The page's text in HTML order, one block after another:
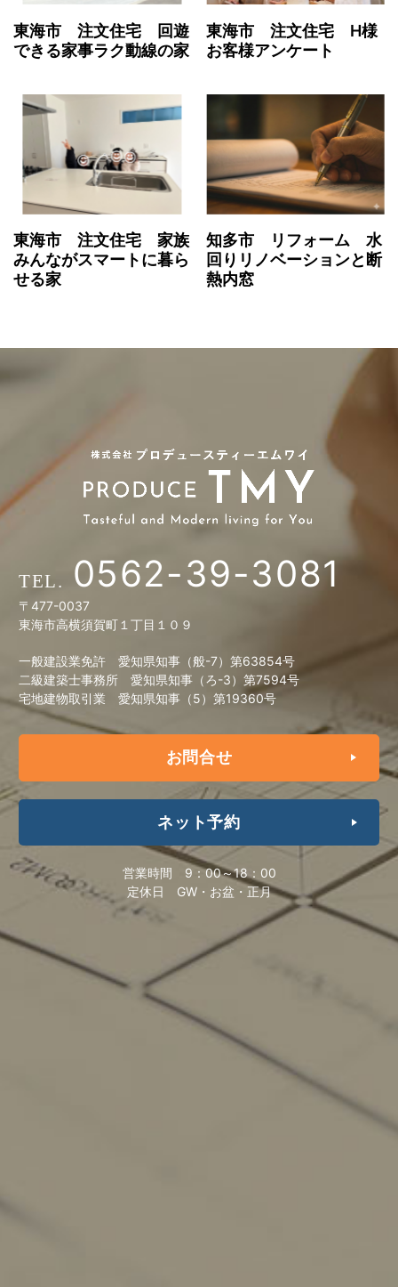
東海市 注文住宅 回遊
できる家事ラク動線の家
東海市 注文住宅 H様
お客様アンケート
東海市 注文住宅 家族
みんながスマートに暮ら
せる家
知多市 リフォーム 水
回りリノベーションと断
熱内窓
0562-39-3081
〒477-0037
東海市高横須賀町１丁目１０９
一般建設業免許 愛知県知事（般-7）第63854号
二級建築士事務所 愛知県知事（ろ-3）第7594号
宅地建物取引業 愛知県知事（5）第19360号
お問合せ
ネット予約
営業時間 9：00～18：00
定休日 GW・お盆・正月